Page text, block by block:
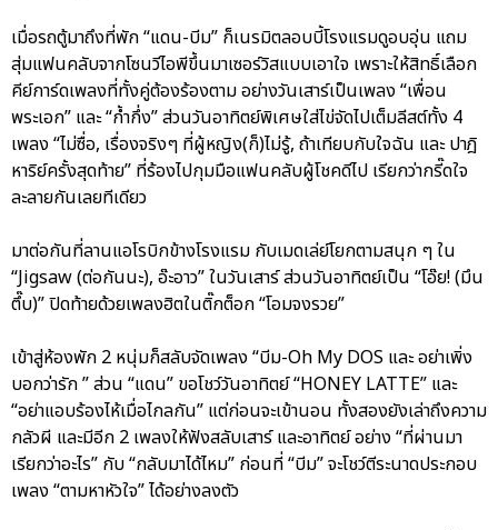
เมื่อรถตู้มาถึงที่พัก “แดน-บีม” ก็เนรมิตลอบบี้โรงแรมดูอบอุ่น แถม
สุ่มแฟนคลับจากโซนวีไอพีขึ้นมาเซอร์วิสแบบเอาใจ เพราะให้สิทธิ์เลือก
คีย์การ์ดเพลงที่ทั้งคู่ต้องร้องตาม อย่างวันเสาร์เป็นเพลง “เพื่อน
พระเอก” และ “ก้ำกึ่ง” ส่วนวันอาทิตย์พิเศษใส่ไข่จัดไปเต็มลีสต์ทั้ง 4
เพลง “ไม่ซื่อ, เรื่องจริงๆ ที่ผู้หญิง(ก็)ไม่รู้, ถ้าเทียบกับใจฉัน และ ปาฎิ
หาริย์ครั้งสุดท้าย” ที่ร้องไปกุมมือแฟนคลับผู้โชคดีไป เรียกว่ากรี๊ดใจ
ละลายกันเลยทีเดียว
มาต่อกันที่ลานแอโรบิกข้างโรงแรม กับเมดเล่ย์โยกตามสนุก ๆ ใน
“Jigsaw (ต่อกันนะ), อ๊ะอาว” ในวันเสาร์ ส่วนวันอาทิตย์เป็น “โอ๊ย! (มึน
ตึ๊บ)” ปิดท้ายด้วยเพลงฮิตในติ๊กต็อก “โอมจงรวย”
เข้าสู่ห้องพัก 2 หนุ่มก็สลับจัดเพลง “บีม-Oh My DOS และ อย่าเพิ่ง
บอกว่ารัก ” ส่วน “แดน” ขอโชว์วันอาทิตย์ “HONEY LATTE” และ
“อย่าแอบร้องไห้เมื่อไกลกัน” แต่ก่อนจะเข้านอน ทั้งสองยังเล่าถึงความ
กลัวผี และมีอีก 2 เพลงให้ฟังสลับเสาร์ และอาทิตย์ อย่าง “ที่ผ่านมา
เรียกว่าอะไร” กับ “กลับมาได้ไหม” ก่อนที่ “บีม” จะโชว์ตีระนาดประกอบ
เพลง “ตามหาหัวใจ” ได้อย่างลงตัว